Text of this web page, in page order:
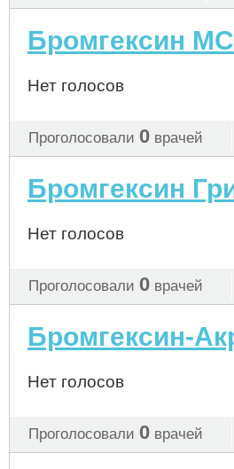
Бромгексин МС
Нет голосов
Проголосовали 0 врачей
Бромгексин
Нет голосов
Проголосовали 0 врачей
Бромгексин-
Нет голосов
Проголосовали 0 врачей